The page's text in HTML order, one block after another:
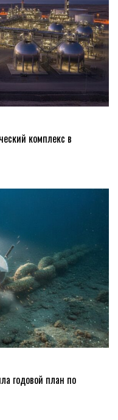
комплекс в
годовой план по